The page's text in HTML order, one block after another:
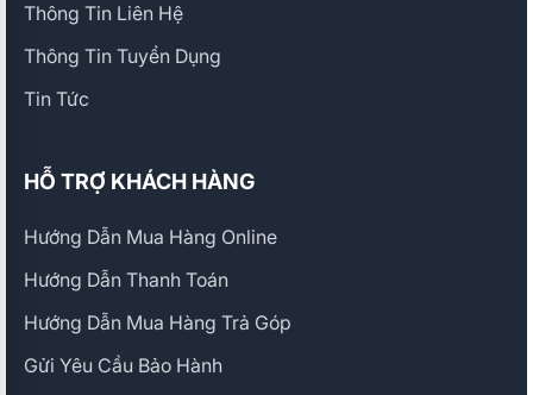
Thông Tin Liên Hệ
Thông Tin Tuyển Dụng
Tin Tức
HỖ TRỢ KHÁCH HÀNG
Hướng Dẫn Mua Hàng Online
Hướng Dẫn Thanh Toán
Hướng Dẫn Mua Hàng Trả Góp
Gửi Yêu Cầu Bảo Hành